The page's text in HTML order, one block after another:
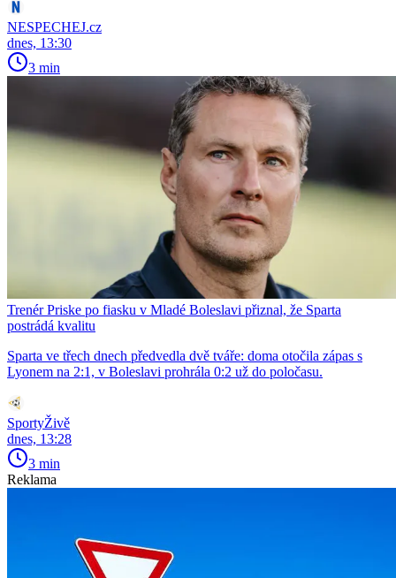
NESPECHEJ.cz
dnes, 13:30
3 min
Trenér Priske po fiasku v Mladé Boleslavi přiznal, že Sparta
postrádá kvalitu
Sparta ve třech dnech předvedla dvě tváře: doma otočila zápas s
Lyonem na 2:1, v Boleslavi prohrála 0:2 už do poločasu.
SportyŽivě
dnes, 13:28
3 min
Reklama